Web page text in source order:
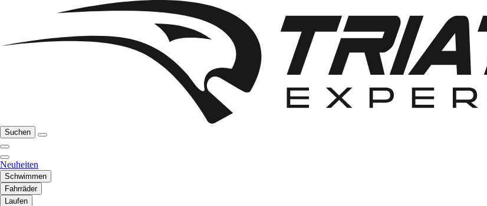
Suchen
Neuheiten
Schwimmen
Fahrräder
Laufen